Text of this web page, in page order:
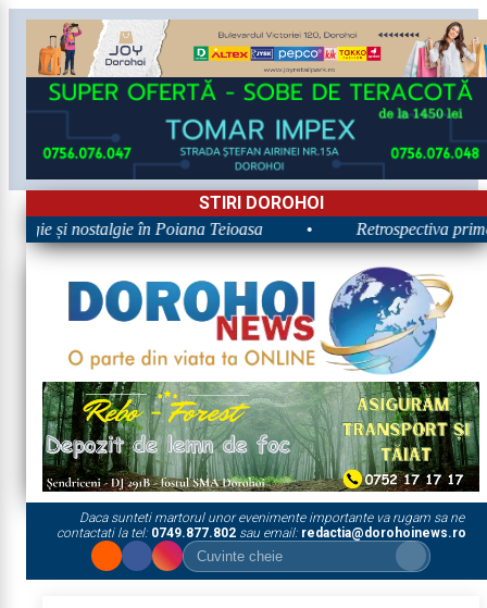
STIRI DOROHOI
Zilele Nordului 2026: Energie și nostalgie în Poiana Teioasa
Daca sunteti martorul unor evenimente importante va rugam sa ne
contactati la tel: 0749.877.802sau email: redactia@dorohoinews.ro